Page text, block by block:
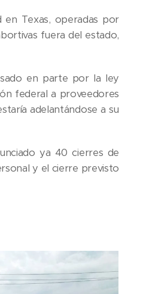
en Texas, operadas por
fuera del estado,
en parte por la ley
federal a proveedores
adelantándose a su
ya 40 cierres de
y el cierre previsto